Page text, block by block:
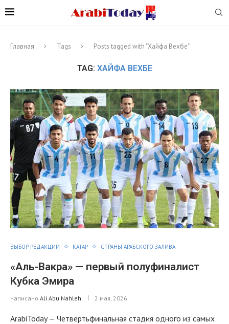
Главная Tags Posts tagged with "Хайфа Вехбе"
TAG: ХАЙФА ВЕХБЕ
ВЫБОР РЕДАКЦИИ КАТАР СТРАНЫ АРАБСКОГО ЗАЛИВА
«Аль-Вакра» — первый полуфиналист
Кубка Эмира
написано Ali Abu Nahleh 2 мая, 2026
ArabiToday — Четвертьфинальная стадия одного из самых